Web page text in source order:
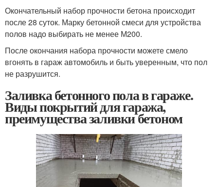
Окончательный набор прочности бетона происходит
после 28 суток. Марку бетонной смеси для устройства
полов надо выбирать не менее М200.
После окончания набора прочности можете смело
вгонять в гараж автомобиль и быть уверенным, что пол
не разрушится.
Заливка бетонного пола в гараже.
Виды покрытий для гаража,
преимущества заливки бетоном